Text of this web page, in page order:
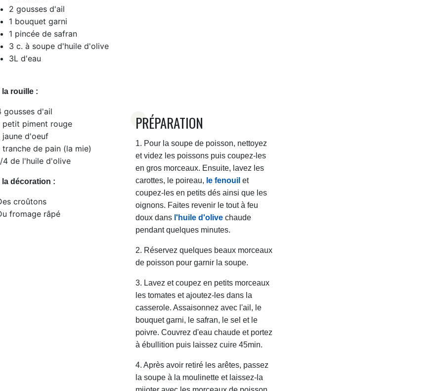
2 gousses d'ail
1 bouquet garni
1 pincée de safran
3 c. à soupe d'huile d'olive
3L d'eau
rouille :
gousses d'ail
petit piment rouge
jaune d'oeuf
tranche de pain (la mie)
4 de l'huile d'olive
la décoration :
croûtons
fromage râpé
PRÉPARATION
1. Pour la soupe de poisson, nettoyez
et videz les poissons puis coupez-les
en gros morceaux. Ensuite, lavez les
carottes, le poireau, le fenouil et
coupez-les en petits dés ainsi que les
oignons. Faites revenir le tout à feu
doux dans l'huile d'olivechaude
pendant quelques minutes.
2. Réservez quelques beaux morceaux
de poisson pour garnir la soupe.
3. Lavez et coupez en petits morceaux
les tomates et ajoutez-les dans la
casserole. Assaisonnez avec l'ail, le
bouquet garni, le safran, le sel et le
poivre. Couvrez d'eau chaude et portez
à ébullition puis laissez cuire 45min.
4. Après avoir retiré les arêtes, passez
la soupe à la moulinette et laissez-la